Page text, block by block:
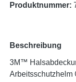
Produktnummer:
Beschreibung
3M™
Arbeitsschutzhelm